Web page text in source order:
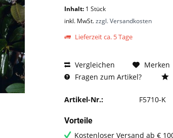
Inhalt: 1 Stück
inkl. MwSt.zzgl. Versandkosten
Lieferzeit ca. 5 Tage
Vergleichen
Merken
Fragen zum Artikel?
Artikel-Nr.: F5710-K
Vorteile
Kostenloser Versand ab €